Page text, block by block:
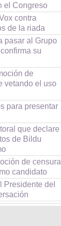
el Congreso
contra
de la riada
pasar al Grupo
su
de
vetando el uso
para presentar
que declare
de Bildu
de censura
candidato
Presidente del